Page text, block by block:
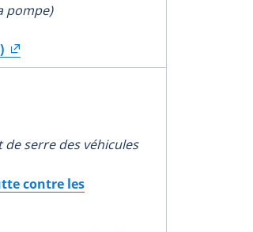
pompe)
de serre des véhicules
contre les